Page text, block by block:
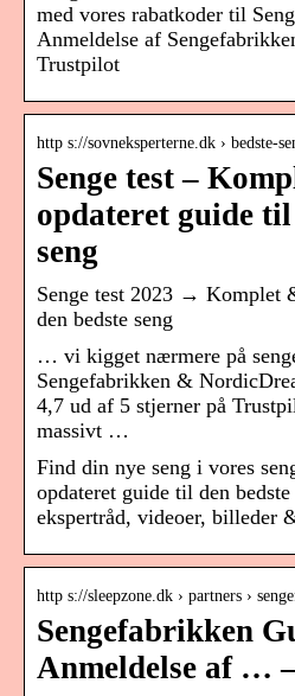
med vores rabatkoder til
Anmeldelse af
Trustpilot
http s://sovneksperterne.dk › bedste-
Senge test –
opdateret guide til
seng
Senge test 2023 → Komplet
den bedste seng
… vi kigget nærmere på
Sengefabrikken &
4,7 ud af 5 stjerner på
massivt …
Find din nye seng i vores
opdateret guide til den
ekspertråd, videoer, billeder
http s://sleepzone.dk › partners ›
Sengefabrikken
Anmeldelse af …